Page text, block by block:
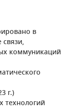
в
коммуникаций
г.)
технологий